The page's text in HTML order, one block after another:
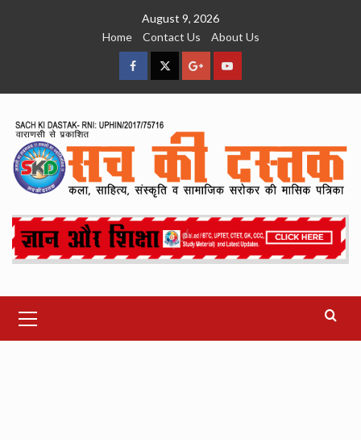
August 9, 2026
Home
Contact Us About Us
facebookTwitterGoogleYouTube
Menu